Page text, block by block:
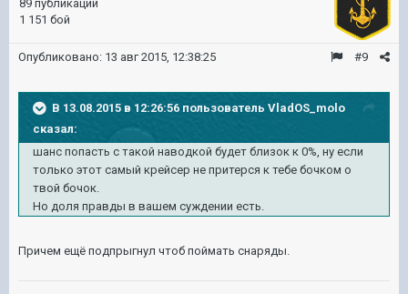
89 публикаций
1 151 бой
#9
Опубликовано: 13 авг 2015, 12:38:25
В 13.08.2015 в 12:26:56 пользователь VladOS_molo
сказал:
шанс попасть с такой наводкой будет близок к 0%, ну если
только этот самый крейсер не притерся к тебе бочком о
твой бочок.
Но доля правды в вашем суждении есть.
Причем ещё подпрыгнул чтоб поймать снаряды.